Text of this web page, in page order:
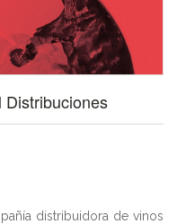
Distribuciones
distribuidora de vinos